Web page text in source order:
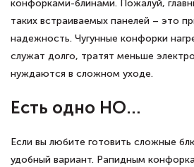
конфорками-блинами. Пожалуй,
таких встраиваемых панелей – это
надежность. Чугунные конфорки
служат долго, тратят меньше
нуждаются в сложном уходе.
Есть одно НО…
Если вы любите готовить сложные
удобный вариант. Рапидным